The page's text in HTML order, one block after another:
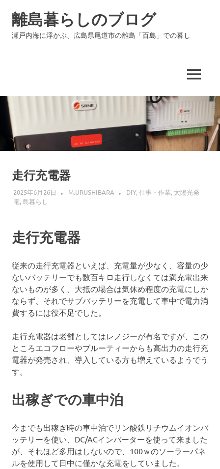
ッ
離島暮らしのブログ
瀬戸内海に浮かぶ、広島県尾道市の離島「百島」での暮し
MENU
走行充電器
2025年6月26日 M.URUSHIBARA DIY,仕事・作業, 太陽光発
電,島暮らし
走行充電器
従来の走行充電器といえば、充電量が少なく、容量の少
ないバッテリーでも数百キロ走行しなくては満充電出来
ないものが多く、大抵の場合は気休め程度の充電にしか
ならず、それでサブバッテリーを充電して車中で電力消
費するには役不足でした。
走行充電器は老舗としてはレノジーが有名ですが、この
ところエコフローやブルーティーからも高出力の走行充
電器が発売され、導入している方も増えているようでう
す。
出稼ぎでの車中泊
今までも出稼ぎ時の車中泊でリン酸鉄リチウムイオンバ
ッテリーを使い、DC/ACインバーターを使って来ました
が、それほど多用はしないので、100ｗのソーラーパネ
ルを使用して日中に僅かな充電をしていました。